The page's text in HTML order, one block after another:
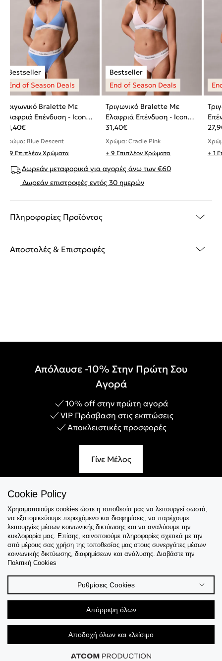
Τριγωνικό Bralette Με
Ελαφριά Επένδυση - Icon
Cotton Modal
31,40€
Χρώμα: Blue Descent
+ 9 Επιπλέον Χρώματα
Τριγωνικό Bralette Με
Ελαφριά Επένδυση - Icon
Cotton Modal
31,40€
Χρώμα: Cradle Pink
+ 9 Επιπλέον Χρώματα
+ 1
Δωρεάν μεταφορικά για αγορές άνω των €60
Δωρεάν επιστροφές εντός 30 ημερών
Πληροφορίες Προϊόντος
Αποστολές & Επιστροφές
Απόλαυσε -10% Στην Πρώτη Σου
Αγορά
10% off στην πρώτη αγορά
VIP Πρόσβαση στις εκπτώσεις
Αποκλειστικές προσφορές
Γίνε Μέλος
Εξυπηρέτηση
Collections
Tips & Guides
Cookie Policy
Χρησιμοποιούμε cookies ώστε η τοποθεσία μας να λειτουργεί σωστά,
να εξατομικεύουμε περιεχόμενο και διαφημίσεις, να παρέχουμε
λειτουργίες μέσων κοινωνικής δικτύωσης και να αναλύουμε την
κυκλοφορία μας. Επίσης, κοινοποιούμε πληροφορίες σχετικά με την
από μέρους σας χρήση της τοποθεσίας μας στους συνεργάτες μέσων
κοινωνικής δικτύωσης, διαφημίσεων και ανάλυσης. Διαβάστε την
Πολιτική Cookies
Ρυθμίσεις Cookies
Απόρριψη όλων
Αποδοχή όλων και κλείσιμο